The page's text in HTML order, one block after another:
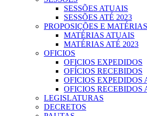
SESSÕES ATUAIS
SESSÕES ATÉ 2023
PROPOSIÇÕES E MATÉRIAS
MATÉRIAS ATUAIS
MATÉRIAS ATÉ 2023
OFICIOS
OFICIOS EXPEDIDOS
OFÍCIOS RECEBIDOS
OFICIOS EXPEDIDOS
OFICIOS RECEBIDOS
LEGISLATURAS
DECRETOS